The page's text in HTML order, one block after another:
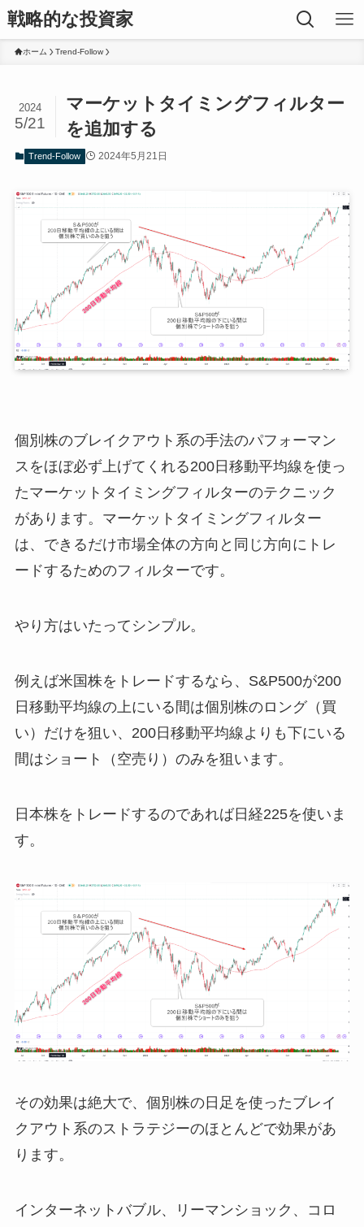
戦略的な投資家
ホーム Trend-Follow
マーケットタイミングフィルター
を追加する
2024
5/21
Trend-Follow 2024年5月21日
個別株のブレイクアウト系の手法のパフォーマン
スをほぼ必ず上げてくれる200日移動平均線を使っ
たマーケットタイミングフィルターのテクニック
があります。マーケットタイミングフィルター
は、できるだけ市場全体の方向と同じ方向にトレ
ードするためのフィルターです。
やり方はいたってシンプル。
例えば米国株をトレードするなら、S&P500が200
日移動平均線の上にいる間は個別株のロング（買
い）だけを狙い、200日移動平均線よりも下にいる
間はショート（空売り）のみを狙います。
日本株をトレードするのであれば日経225を使いま
す。
その効果は絶大で、個別株の日足を使ったブレイ
クアウト系のストラテジーのほとんどで効果があ
ります。
インターネットバブル、リーマンショック、コロ